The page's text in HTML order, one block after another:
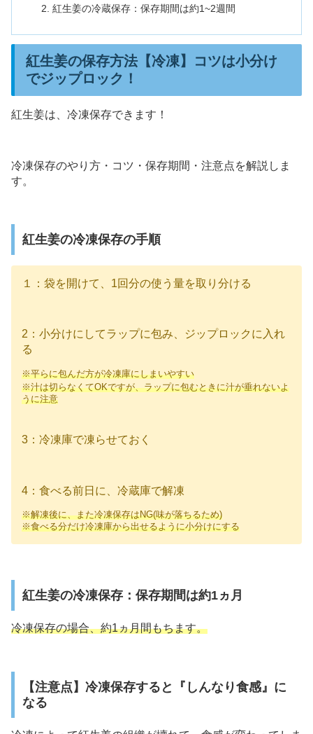
紅生姜の冷蔵保存：保存期間は約1~2週間
紅生姜の保存方法【冷凍】コツは小分け
でジップロック！
紅生姜は、冷凍保存できます！
冷凍保存のやり方・コツ・保存期間・注意点を解説しま
す。
紅生姜の冷凍保存の手順
１：袋を開けて、1回分の使う量を取り分ける
2：小分けにしてラップに包み、ジップロックに入れ
る
※平らに包んだ方が冷凍庫にしまいやすい
※汁は切らなくてOKですが、ラップに包むときに汁が垂れないよ
うに注意
3：冷凍庫で凍らせておく
4：食べる前日に、冷蔵庫で解凍
※解凍後に、また冷凍保存はNG(味が落ちるため)
※食べる分だけ冷凍庫から出せるように小分けにする
紅生姜の冷凍保存：保存期間は約1ヵ月
冷凍保存の場合、約1ヵ月間もちます。
【注意点】冷凍保存すると『しんなり食感』に
なる